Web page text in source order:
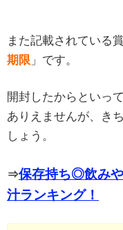
また記載されている
期限 」です。
開封したからといっ
ありえませんが、き
しょう。
⇒保存持ち◎飲み
汁ランキング！